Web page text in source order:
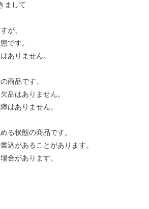
まして
が、
です。
りません。
品です。
はありません。
ありません。
状態の商品です。
があることがあります。
があります。